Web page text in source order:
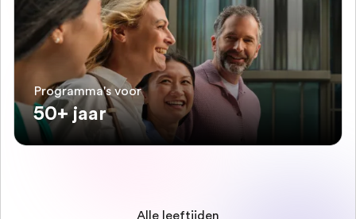
Programma's voor
50+ jaar
Alle leeftijden